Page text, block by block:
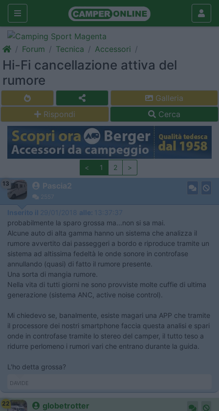
Forum Tecnica Accessori
Hi-Fi cancellazione attiva del
rumore
Galleria
Rispondi
Cerca
< 1 2 >
13 Pascia2
2557
Inserito il 29/01/2018 alle: 13:37:37
probabilmente la sparo grossa ma...non si sa mai.
Alcune auto di alta gamma hanno un sistema che analizza il
rumore avvertito dai passeggeri a bordo e riproduce tramite un
sistema ad altissima fedeltà le onde sonore in controfase
annullando (quasi) di fatto il rumore presente.
Una sorta di mangia rumore.
Nella vita di tutti giorni ne sono provviste molte cuffie di ultima
generazione (sistema ANC, active noise control).
Mi chiedevo se, banalmente, esiste magari una APP che tramite
il processore dei nostri smartphone faccia questa analisi e spari
onde in controfase tramite lo stereo del camper, il tutto teso a
ridurre perlomeno i rumori vari che entrano durante la guida.
L'ho detta grossa?
DAVIDE
22 globetrotter